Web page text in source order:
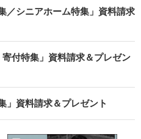
／シニアホーム特集」資料請求
付特集」資料請求＆プレゼン
」資料請求＆プレゼント